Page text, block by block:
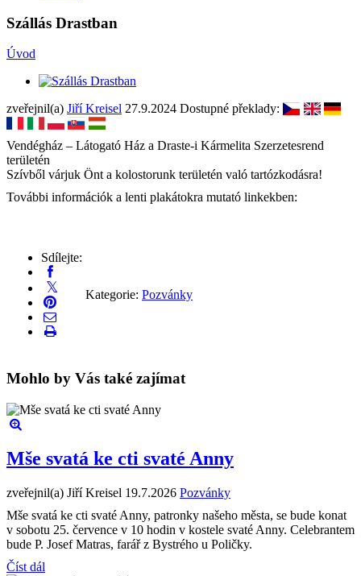
Szállás Drastban
Úvod
zveřejnil(a) Jiří Kreisel 27.9.2024 Dostupné překlady:
Vendégház – Látogató Ház a Draste-i Kármelita Szerzetesrend
területén
Szívből várjuk Önt a kolostorunk területén való tartózkodásra!
További információk a lenti plakátokra mutató linkekben:
Sdílejte:
Kategorie: Pozvánky
Mohlo by Vás také zajímat
Mše svatá ke cti svaté Anny
zveřejnil(a) Jiří Kreisel 19.7.2026 Pozvánky
Mše svatá ke cti svaté Anny, patronky našeho města, se bude konat
v sobotu 25. července v 10 hodin v kostele svaté Anny. Celebrantem
bude P. Josef Matras, farář z Bystrého u Poličky.
Číst dál